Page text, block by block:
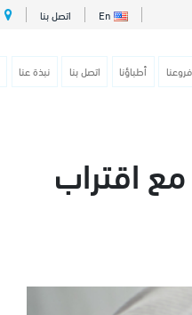
En اتصل بنا
فروعنا أطباؤنا اتصل بنا نبذة عنا
اقتراب